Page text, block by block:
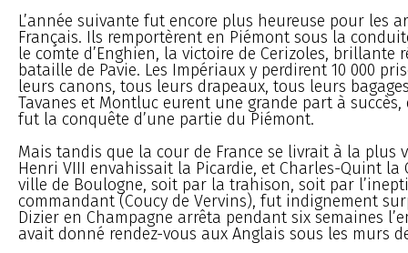
L’année suivante fut encore plus heureuse pour les
Français. Ils remportèrent en Piémont sous la
le comte d’Enghien, la victoire de Cerizoles, brillante
bataille de Pavie. Les Impériaux y perdirent 10 000
leurs canons, tous leurs drapeaux, tous leurs
Tavanes et Montluc eurent une grande part à
fut la conquête d’une partie du Piémont.
Mais tandis que la cour de France se livrait à la plus
Henri VIII envahissait la Picardie, et Charles-Quint la
ville de Boulogne, soit par la trahison, soit par
commandant (Coucy de Vervins), fut indignement
Dizier en Champagne arrêta pendant six semaines
avait donné rendez-vous aux Anglais sous les murs